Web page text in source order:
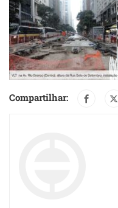
Compartilhar: